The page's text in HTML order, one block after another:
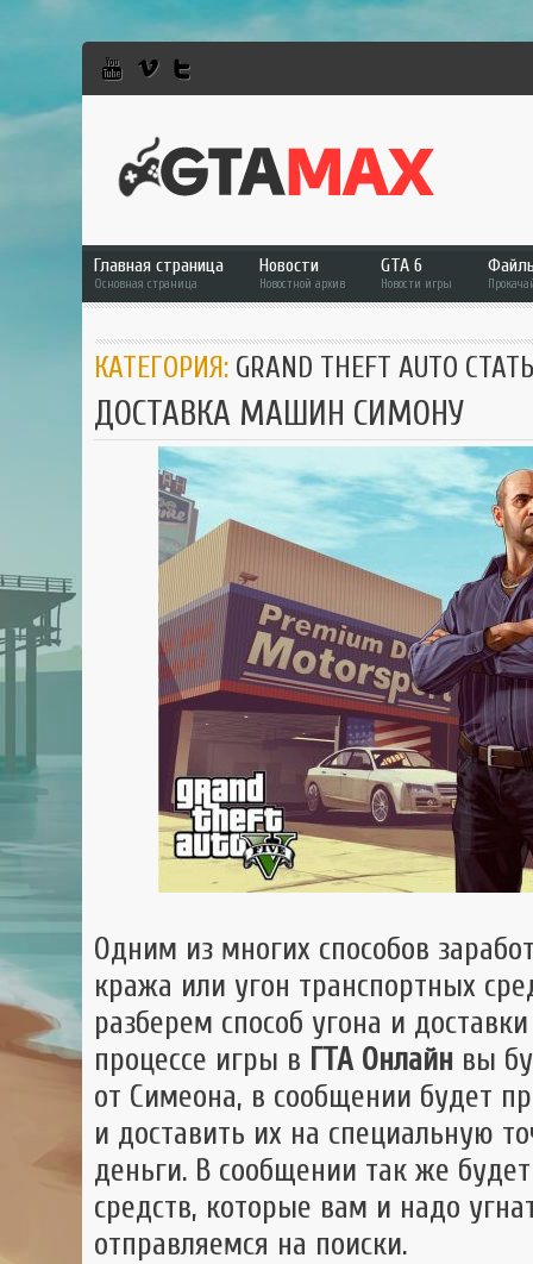
Главная страница
Основная страница
Новости
Новостной архив
GTA 6
GTA 5
GTA Online
RDR 2
GTA 6
Новости игры
GTA
GTA
GTA
GTA
КАТЕГОРИЯ: GRAND THEFT AUTO
ДОСТАВКА МАШИН СИМОНУ
Одним из многих способов
кража или угон транспортных
разберем способ угона и
процессе игры в ГТА Онлайн вы
от Симеона, в сообщении будет
и доставить их на специальную
деньги. В сообщении так же
средств, которые вам и надо
отправляемся на поиски.